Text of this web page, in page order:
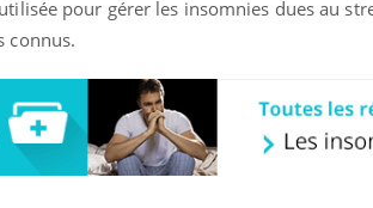
pour gérer les insomnies dues au
connus.
Youtube
Eczéma Chronique des Mains : se
préparer pour l’été !Youtube
arrive… et avec lui, un tout nouveau